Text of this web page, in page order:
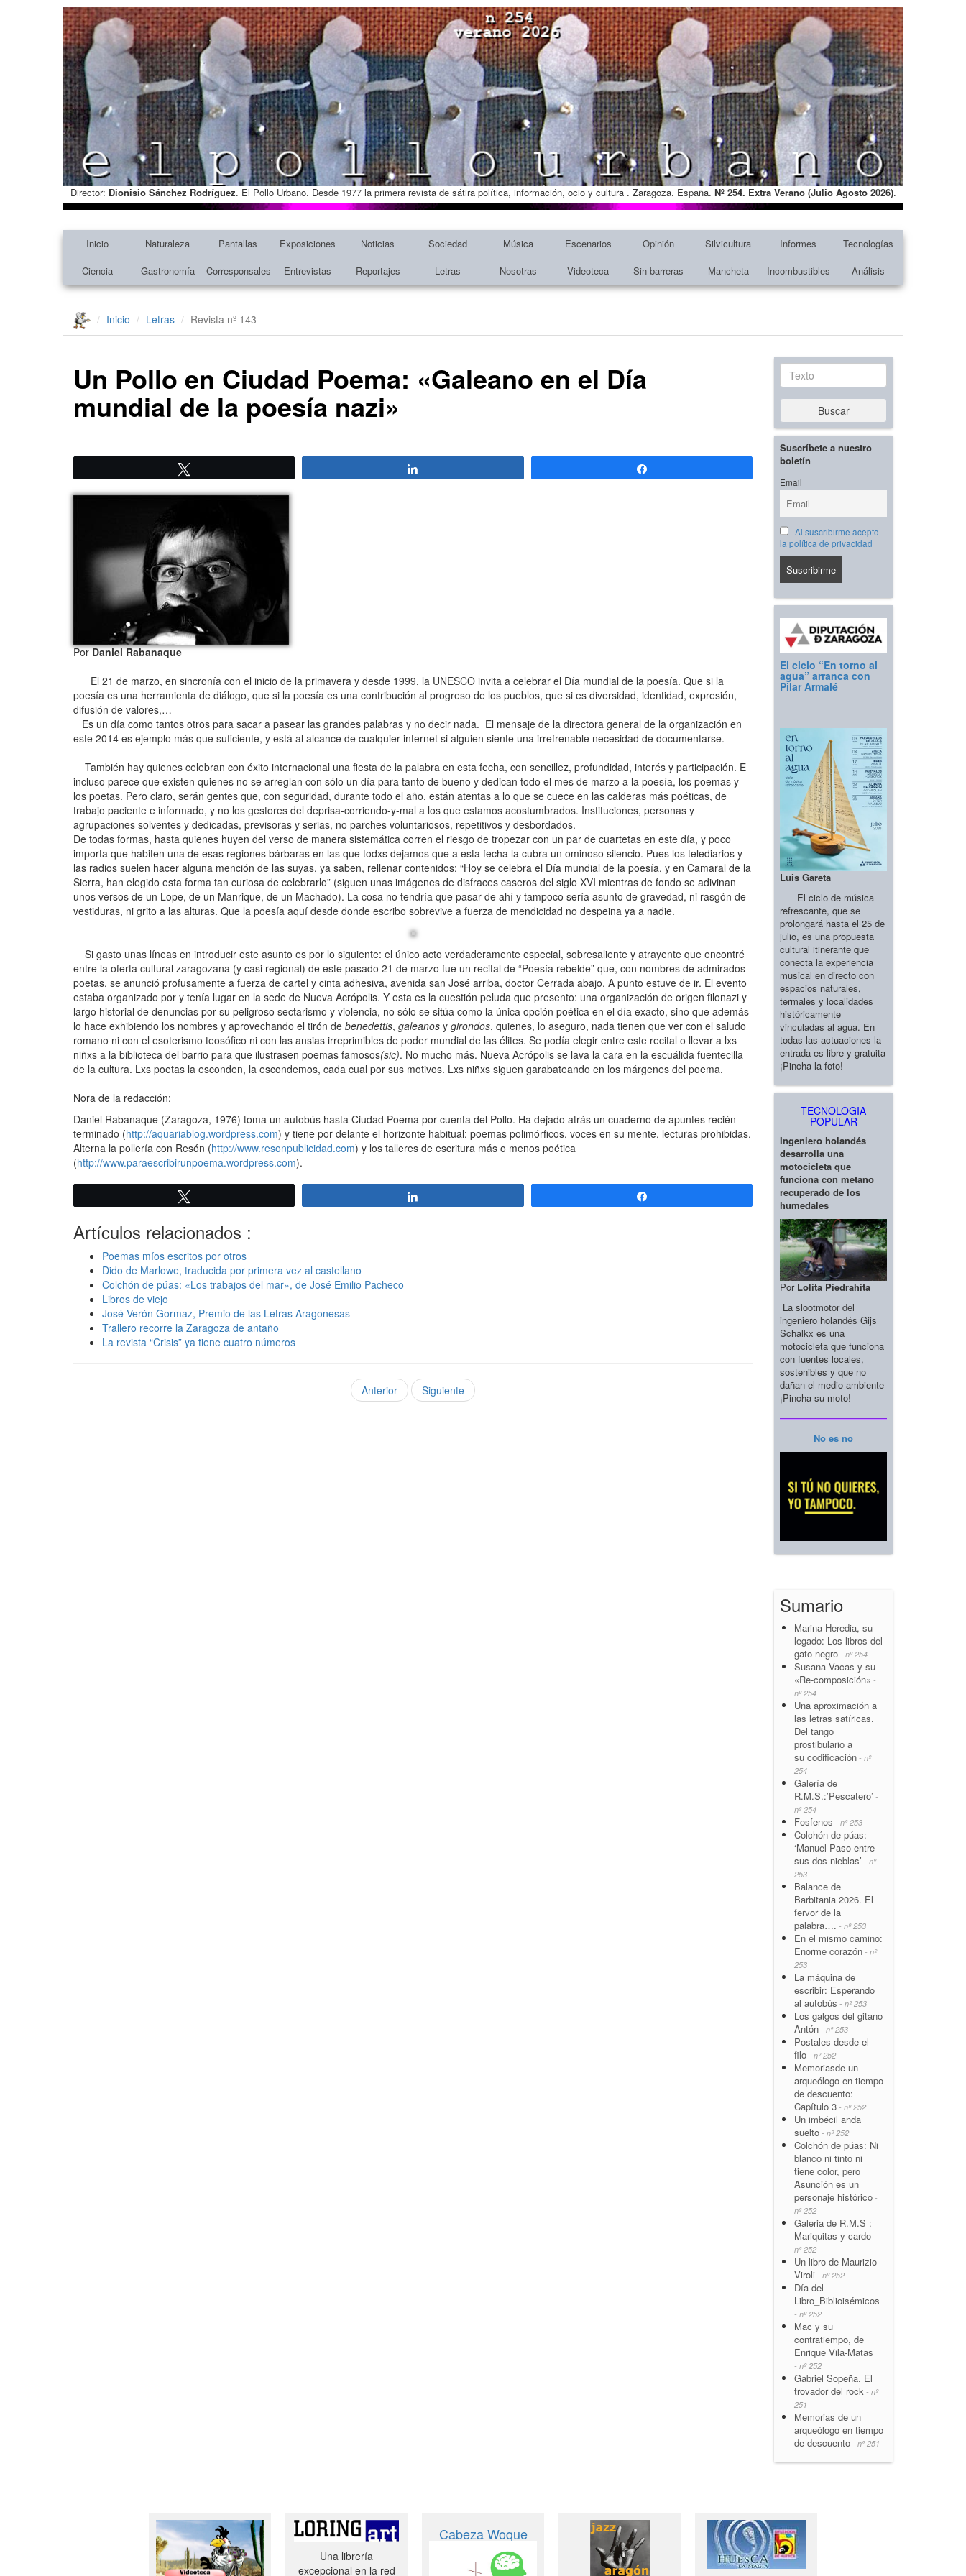
Director: Dionisio Sánchez Rodríguez. El Pollo Urbano. Desde 1977 la primera revista de sátira política, información, ocio y cultura . Zaragoza. España. Nº 254. Extra Verano (Julio Agosto 2026).
Inicio Naturaleza Pantallas Exposiciones Noticias Sociedad Música Escenarios Opinión Silvicultura Informes
Tecnologías
Ciencia
Gastronomía Corresponsales Entrevistas Reportajes Letras Nosotras Videoteca Sin barreras Mancheta Incombustibles Análisis
Inicio Letras Revista nº 143
Un Pollo en Ciudad Poema: «Galeano en el Día
mundial de la poesía nazi»
PorDaniel Rabanaque
El 21 de marzo, en sincronía con el inicio de la primavera y desde 1999, la UNESCO invita a celebrar el Día mundial de la poesía. Que si la
poesía es una herramienta de diálogo, que si la poesía es una contribución al progreso de los pueblos, que si es diversidad, identidad, expresión,
difusión de valores,…
Es un día como tantos otros para sacar a pasear las grandes palabras y no decir nada. El mensaje de la directora general de la organización en
este 2014 es ejemplo más que suficiente, y está al alcance de cualquier internet si alguien siente una irrefrenable necesidad de documentarse.
También hay quienes celebran con éxito internacional una fiesta de la palabra en esta fecha, con sencillez, profundidad, interés y participación. E
incluso parece que existen quienes no se arreglan con sólo un día para tanto de bueno y dedican todo el mes de marzo a la poesía, los poemas y
los poetas. Pero claro, serán gentes que, con seguridad, durante todo el año, están atentas a lo que se cuece en las calderas más poéticas, de
trabajo paciente e informado, y no los gestores del deprisa-corriendo-y-mal a los que estamos acostumbrados. Instituciones, personas y
agrupaciones solventes y dedicadas, previsoras y serias, no parches voluntariosos, repetitivos y desbordados.
De todas formas, hasta quienes huyen del verso de manera sistemática corren el riesgo de tropezar con un par de cuartetas en este día, y poco
importa que habiten una de esas regiones bárbaras en las que todxs dejamos que a esta fecha la cubra un ominoso silencio. Pues los telediarios y
las radios suelen hacer alguna mención de las suyas, ya saben, rellenar contenidos: “Hoy se celebra el Día mundial de la poesía, y en Camaral de la
Sierra, han elegido esta forma tan curiosa de celebrarlo” (siguen unas imágenes de disfraces caseros del siglo XVI mientras de fondo se adivinan
unos versos de un Lope, de un Manrique, de un Machado). La cosa no tendría que pasar de ahí y tampoco sería asunto de gravedad, ni rasgón de
vestiduras, ni grito a las alturas. Que la poesía aquí desde donde escribo sobrevive a fuerza de mendicidad no despeina ya a nadie.
Si gasto unas líneas en introducir este asunto es por lo siguiente: el único acto verdaderamente especial, sobresaliente y atrayente que encontré
entre la oferta cultural zaragozana (y casi regional) de este pasado 21 de marzo fue un recital de “Poesía rebelde” que, con nombres de admirados
poetas, se anunció profusamente a fuerza de cartel y cinta adhesiva, avenida san José arriba, doctor Cerrada abajo. A punto estuve de ir. El evento
estaba organizado por y tenía lugar en la sede de Nueva Acrópolis. Y esta es la cuestión peluda que presento: una organización de origen filonazi y
largo historial de denuncias por su peligroso sectarismo y violencia, no sólo se sitúa como la única opción poética en el día exacto, sino que además
lo hace exhibiendo los nombres y aprovechando el tirón de benedettis, galeanos y girondos, quienes, lo aseguro, nada tienen que ver con el saludo
romano ni con el esoterismo teosófico ni con las ansias irreprimibles de poder mundial de las élites. Se podía elegir entre este recital o llevar a lxs
niñxs a la biblioteca del barrio para que ilustrasen poemas famosos(sic). No mucho más. Nueva Acrópolis se lava la cara en la escuálida fuentecilla
de la cultura. Lxs poetas la esconden, la escondemos, cada cual por sus motivos. Lxs niñxs siguen garabateando en los márgenes del poema.
Nora de la redacción:
Daniel Rabanaque (Zaragoza, 1976) toma un autobús hasta Ciudad Poema por cuenta del Pollo. Ha dejado atrás un cuaderno de apuntes recién
terminado (http://aquariablog.wordpress.com) y tiene por delante el horizonte habitual: poemas polimórficos, voces en su mente, lecturas prohibidas.
Alterna la pollería con Resón (http://www.resonpublicidad.com) y los talleres de escritura más o menos poética
(http://www.paraescribirunpoema.wordpress.com).
Artículos relacionados :
Poemas míos escritos por otros
Dido de Marlowe, traducida por primera vez al castellano
Colchón de púas: «Los trabajos del mar», de José Emilio Pacheco
Libros de viejo
José Verón Gormaz, Premio de las Letras Aragonesas
Trallero recorre la Zaragoza de antaño
La revista “Crisis” ya tiene cuatro números
Anterior Siguiente
Texto
Buscar
Suscríbete a nuestro
boletín
Email
Al suscribirme acepto
la política de privacidad
El ciclo “En torno al
agua” arranca con
Pilar Armalé
Luis Gareta
El ciclo de música
refrescante, que se
prolongará hasta el 25 de
julio, es una propuesta
cultural itinerante que
conecta la experiencia
musical en directo con
espacios naturales,
termales y localidades
históricamente
vinculadas al agua. En
todas las actuaciones la
entrada es libre y gratuita
¡Pincha la foto!
TECNOLOGIA
POPULAR
Ingeniero holandés
desarrolla una
motocicleta que
funciona con metano
recuperado de los
humedales
Por Lolita Piedrahita
La slootmotor del
ingeniero holandés Gijs
Schalkx es una
motocicleta que funciona
con fuentes locales,
sostenibles y que no
dañan el medio ambiente
¡Pincha su moto!
No es no
Sumario
Marina Heredia, su
legado: Los libros del
gato negro - nº 254
Susana Vacas y su
«Re-composición» -
nº 254
Una aproximación a
las letras satíricas.
Del tango
prostibulario a
su codificación - nº
254
Galería de
R.M.S.:’Pescatero’ -
nº 254
Fosfenos - nº 253
Colchón de púas:
‘Manuel Paso entre
sus dos nieblas’ - nº
253
Balance de
Barbitania 2026. El
fervor de la
palabra…. - nº 253
En el mismo camino:
Enorme corazón - nº
253
La máquina de
escribir: Esperando
al autobús - nº 253
Los galgos del gitano
Antón - nº 253
Postales desde el
filo - nº 252
Memoriasde un
arqueólogo en tiempo
de descuento:
Capítulo 3 - nº 252
Un imbécil anda
suelto - nº 252
Colchón de púas: Ni
blanco ni tinto ni
tiene color, pero
Asunción es un
personaje histórico -
nº 252
Galeria de R.M.S :
Mariquitas y cardo -
nº 252
Un libro de Maurizio
Viroli - nº 252
Día del
Libro_Biblioisémicos
- nº 252
Mac y su
contratiempo, de
Enrique Vila-Matas
- nº 252
Gabriel Sopeña. El
trovador del rock - nº
251
Memorias de un
arqueólogo en tiempo
de descuento - nº 251
Una librería
excepcional en la red
Cabeza Woque